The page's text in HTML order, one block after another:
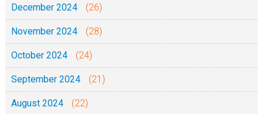
December 2024 (26)
November 2024 (28)
October 2024 (24)
September 2024 (21)
August 2024 (22)